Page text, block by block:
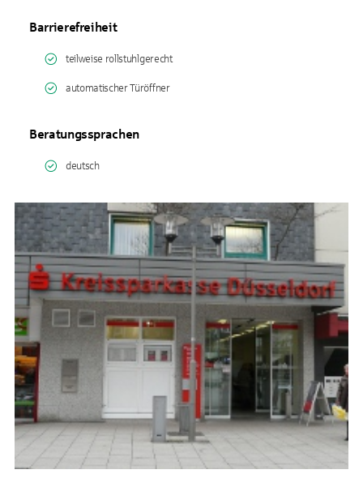
Barrierefreiheit
teilweise rollstuhlgerecht
automatischer Türöffner
Beratungssprachen
deutsch